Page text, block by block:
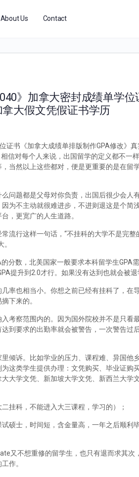
About Us Contact
》加拿大密封成绩单学
大假文凭假证书学历
书《加拿大成绩单排版制作GPA修改》
信对每个人来说，出国留学的定义都不一
当然以上这些都对，便是更重要的是在留
问题都是父母对你负责，出国后很少会人
为不主动就很难进步，不进则退这是个简
，更宽广的人生道路。
流行这样一句话，“不挂科的大学不是完整
分数，北美国家一般要求本科留学生GPA
提升到2.0才行。如果没有达到也就会被退
率也相当小。你想之前已经有挂科了，在
下来的。
考察范围内的。因为国外院校并不是只看
到要求的出勤率就会被警告，一次警告过
倾诉。比如学业的压力、课程难、异国他
这类学生提供办理：文凭购买、毕业证购
大学文凭、新加坡大学文凭、新西兰大学
挂科，不能进入大三课程，学习的）；
硕士，时间短，含金量高，一年之后顺利
又不想重修的留学生，也只有退而求其次
作。